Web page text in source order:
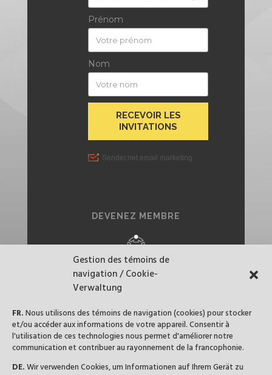
Gestion des témoins de
navigation / Cookie-
Verwaltung
FR.Nous utilisons des témoins de navigation (cookies) pour stocker
et/ou accéder aux informations de votre appareil. Consentir à
l'utilisation de ces technologies nous permet d'améliorer notre
communication et contribuer au rayonnement de la francophonie.
DE.Wir verwenden Cookies, um Informationen auf Ihrem Gerät zu
DEVENEZ MEMBRE
SUIVEZ-NOUS